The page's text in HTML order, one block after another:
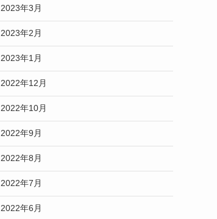
2023年3月
2023年2月
2023年1月
2022年12月
2022年10月
2022年9月
2022年8月
2022年7月
2022年6月